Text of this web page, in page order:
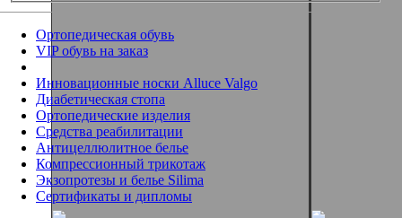
Ортопедическая обувь
VIP обувь на заказ
Инновационные носки Alluce Valgo
Диабетическая стопа
Ортопедические изделия
Средства реабилитации
Антицеллюлитное белье
Компрессионный трикотаж
Экзопротезы и белье Silima
Сертификаты и дипломы